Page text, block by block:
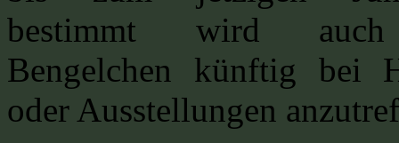
bestimmt wird
Bengelchen künftig bei
oder Ausstellungen